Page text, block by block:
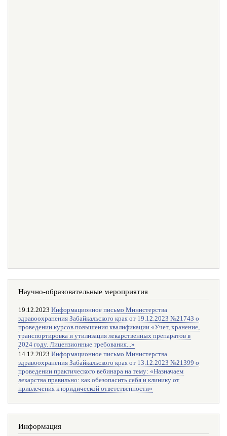
Научно-образовательные мероприятия
19.12.2023 Информационное письмо Министерства
здравоохранения Забайкальского края от 19.12.2023 №21743 о
проведении курсов повышения квалификации «Учет, хранение,
транспортировка и утилизация лекарственных препаратов в
2024 году. Лицензионные требования...»
14.12.2023 Информационное письмо Министерства
здравоохранения Забайкальского края от 13.12.2023 №21399 о
проведении практического вебинара на тему: «Назначаем
лекарства правильно: как обезопасить себя и клинику от
привлечения к юридической ответственности»
Информация